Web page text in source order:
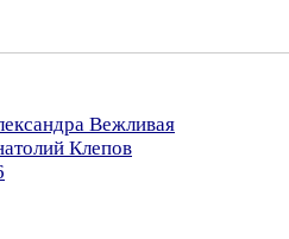
Вежливая
Клепов